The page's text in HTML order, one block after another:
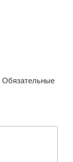
Обязательные